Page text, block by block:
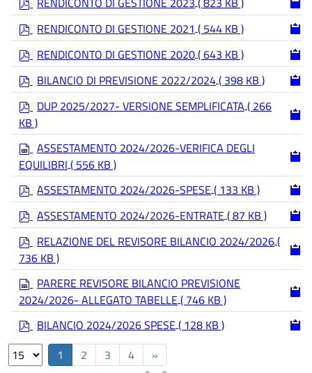
d
d
RENDICONTO DI GESTIONE 2021 ( 544 KB )
d
RENDICONTO DI GESTIONE 2020( 643 KB )
d
BILANCIO DI PREVISIONE 2022/2024( 398 KB )
d
f
DUP 2025/2027- VERSIONE SEMPLIFICATA ( 266
KB )
p
r
a
d
s
h
e
e
t
ASSESTAMENTO 2024/2026-VERIFICA DEGLI
EQUILIBRI ( 556 KB )
d
ASSESTAMENTO 2024/2026-SPESE( 133 KB )
d
ASSESTAMENTO 2024/2026-ENTRATE( 87 KB )
d
f
RELAZIONE DEL REVISORE BILANCIO 2024/2026(
736 KB )
p
r
a
d
s
PARERE REVISORE BILANCIO PREVISIONE
2024/2026- ALLEGATO TABELLE( 746 KB )
d
f
BILANCIO 2024/2026 SPESE( 128 KB )
Select
the 1 2 3 4 »